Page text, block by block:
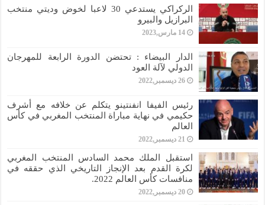
الركراكي يستدعي 30 لاعبا لخوض وديتي منتخب
البرازيل والبيرو
14 مارس,2023
الدار البيضاء : تحتضن الدورة الرابعة للمهرجان
الدولي لآلة العود
26 ديسمبر,2022
رئيس الفيفا انفنتينو يتكلم عن خلافه مع أشرف
حكيمي في نهاية مباراة المنتخب المغربي في كأس
العالم
21 ديسمبر,2022
استقبل الملك محمد السادس المنتخب المغربي
لكرة القدم بعد الإنجاز التاريخي الذي حققه في
منافسات كأس العالم 2022.
20 ديسمبر,2022